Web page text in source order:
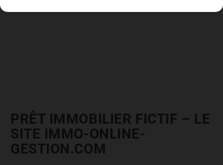
PRÊT IMMOBILIER FICTIF – LE
SITE IMMO-ONLINE-
GESTION.COM